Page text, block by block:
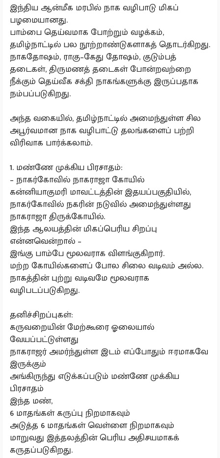
இந்திய ஆன்மீக மரபில் நாக வழிபாடு மிகப்
பழமையானது.
பாம்பை தெய்வமாக போற்றும் வழக்கம்,
தமிழ்நாட்டில் பல நூற்றாண்டுகளாகத் தொடர்கிறது.
நாகதோஷம், ராகு–கேது தோஷம், குடும்பத்
தடைகள், திருமணத் தடைகள் போன்றவற்றை
நீக்கும் தெய்வீக சக்தி நாகங்களுக்கு இருப்பதாக
நம்பப்படுகிறது.
அந்த வகையில், தமிழ்நாட்டில் அமைந்துள்ள சில
அபூர்வமான நாக வழிபாட்டு தலங்களைப் பற்றி
விரிவாக பார்க்கலாம்.
1. மண்ணே முக்கிய பிரசாதம்:
– நாகர்கோவில் நாகராஜா கோயில்
கன்னியாகுமரி மாவட்டத்தின் இதயப்பகுதியில்,
நாகர்கோவில் நகரின் நடுவில் அமைந்துள்ளது
நாகராஜா திருக்கோயில்.
இந்த ஆலயத்தின் மிகப்பெரிய சிறப்பு
என்னவென்றால் –
இங்கு பாம்பே மூலவராக விளங்குகிறார்.
மற்ற கோயில்களைப் போல சிலை வடிவம் அல்ல.
நாகத்தின் புற்று வடிவமே மூலவராக
வழிபடப்படுகிறது.
தனிச்சிறப்புகள்:
கருவறையின் மேற்கூரை ஓலையால்
வேயப்பட்டுள்ளது
நாகராஜர் அமர்ந்துள்ள இடம் எப்போதும் ஈரமாகவே
இருக்கும்
அங்கிருந்து எடுக்கப்படும் மண்ணே முக்கிய
பிரசாதம்
இந்த மண்,
6 மாதங்கள் கருப்பு நிறமாகவும்
அடுத்த 6 மாதங்கள் வெள்ளை நிறமாகவும்
மாறுவது இத்தலத்தின் பெரிய அதிசயமாகக்
கருதப்படுகிறது.